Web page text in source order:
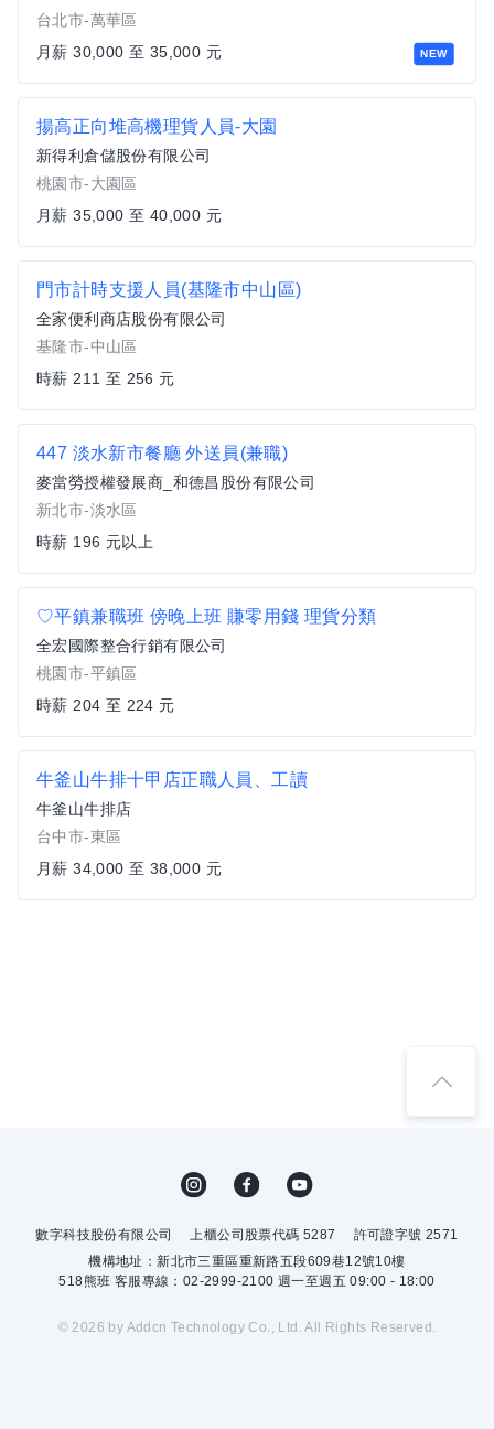
NEW
台北市-萬華區
月薪 30,000 至 35,000 元
揚高正向堆高機理貨人員-大園
新得利倉儲股份有限公司
桃園市-大園區
月薪 35,000 至 40,000 元
門市計時支援人員(基隆市中山區)
全家便利商店股份有限公司
基隆市-中山區
時薪 211 至 256 元
447 淡水新市餐廳 外送員(兼職)
麥當勞授權發展商_和德昌股份有限公司
新北市-淡水區
時薪 196 元以上
♡平鎮兼職班 傍晚上班 賺零用錢 理貨分類
全宏國際整合行銷有限公司
桃園市-平鎮區
時薪 204 至 224 元
牛釜山牛排十甲店正職人員、工讀
牛釜山牛排店
台中市-東區
月薪 34,000 至 38,000 元
數字科技股份有限公司 上櫃公司股票代碼 5287
許可證字號 2571
機構地址：新北市三重區重新路五段609巷12號10樓
518熊班 客服專線：02-2999-2100 週一至週五 09:00 - 18:00
© 2026 by Addcn Technology Co., Ltd. All Rights Reserved.